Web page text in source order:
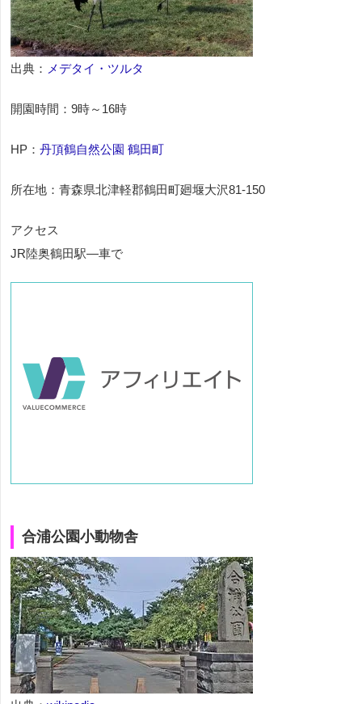
出典： メデタイ・ツルタ
開園時間：9時～16時
HP： 丹頂鶴自然公園 鶴田町
所在地：青森県北津軽郡鶴田町廻堰大沢81-150
アクセス
JR陸奥鶴田駅―車で
合浦公園小動物舎